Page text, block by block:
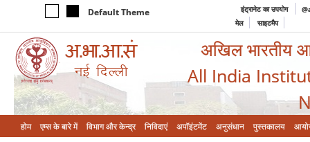
Default Theme इंट्रानेट का उपयोग
मेल
साइटमैप
अखिल भारतीय
All India
होम एम्‍स के बारे में विभाग और केन्‍द्र निविदाएं अपॉइंटमेंट अनुसंधान पुस्तकालय